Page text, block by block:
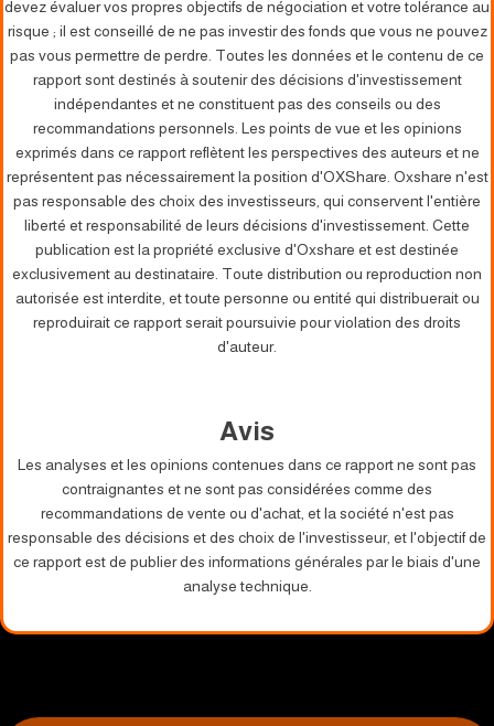
devez évaluer vos propres objectifs de négociation et votre tolérance au
risque ; il est conseillé de ne pas investir des fonds que vous ne pouvez
pas vous permettre de perdre. Toutes les données et le contenu de ce
rapport sont destinés à soutenir des décisions d'investissement
indépendantes et ne constituent pas des conseils ou des
recommandations personnels. Les points de vue et les opinions
exprimés dans ce rapport reflètent les perspectives des auteurs et ne
représentent pas nécessairement la position d'OXShare. Oxshare n'est
pas responsable des choix des investisseurs, qui conservent l'entière
liberté et responsabilité de leurs décisions d'investissement. Cette
publication est la propriété exclusive d'Oxshare et est destinée
exclusivement au destinataire. Toute distribution ou reproduction non
autorisée est interdite, et toute personne ou entité qui distribuerait ou
reproduirait ce rapport serait poursuivie pour violation des droits
d'auteur.
Avis
Les analyses et les opinions contenues dans ce rapport ne sont pas
contraignantes et ne sont pas considérées comme des
recommandations de vente ou d'achat, et la société n'est pas
responsable des décisions et des choix de l'investisseur, et l'objectif de
ce rapport est de publier des informations générales par le biais d'une
analyse technique.